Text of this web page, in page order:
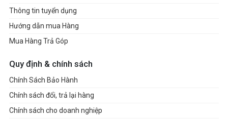
Thông tin tuyển dụng
Hướng dẫn mua Hàng
Mua Hàng Trả Góp
Quy định & chính sách
Chính Sách Bảo Hành
Chính sách đổi, trả lại hàng
Chính sách cho doanh nghiệp